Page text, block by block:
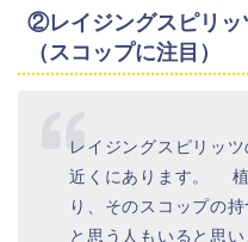
②レイジングスピリッ
（スコップに注目）
レイジングスピリッ
近くにあります。 植
り、そのスコップの
と思う人もいると思